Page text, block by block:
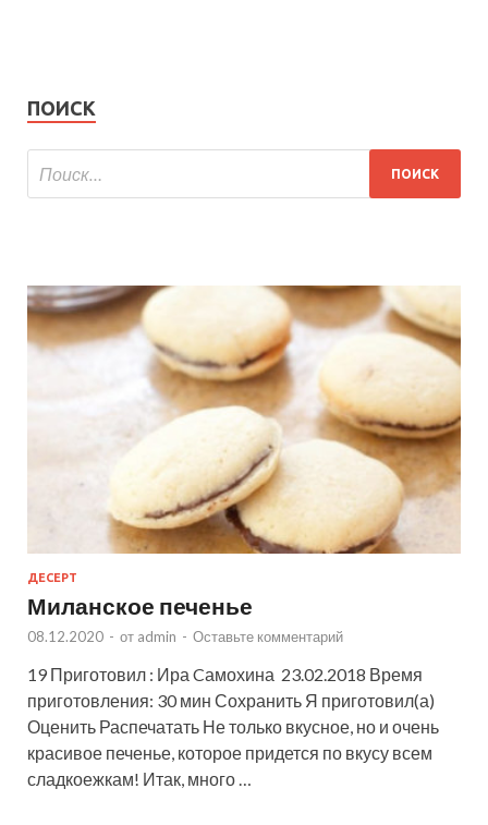
ПОИСК
ДЕСЕРТ
Миланское печенье
08.12.2020 - от admin - Оставьте комментарий
19 Приготовил : Ира Cамохина 23.02.2018 Время
приготовления: 30 мин Сохранить Я приготовил(а)
Оценить Распечатать Не только вкусное, но и очень
красивое печенье, которое придется по вкусу всем
сладкоежкам! Итак, много …